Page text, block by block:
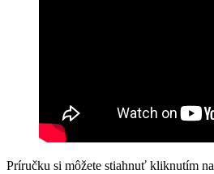
Príručku si môžete stiahnuť kliknutím na